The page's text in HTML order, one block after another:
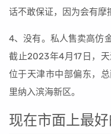
话不敢保证，因为会有摩
4、没有。私人售卖高仿
截止2023年4月17日，
位于天津市中部偏东，
里纳入滨海新区。
现在市面上最